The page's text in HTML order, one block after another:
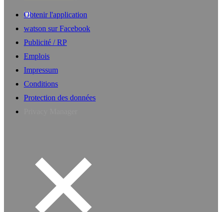
Obtenir l'application
watson sur Facebook
Publicité / RP
Emplois
Impressum
Conditions
Protection des données